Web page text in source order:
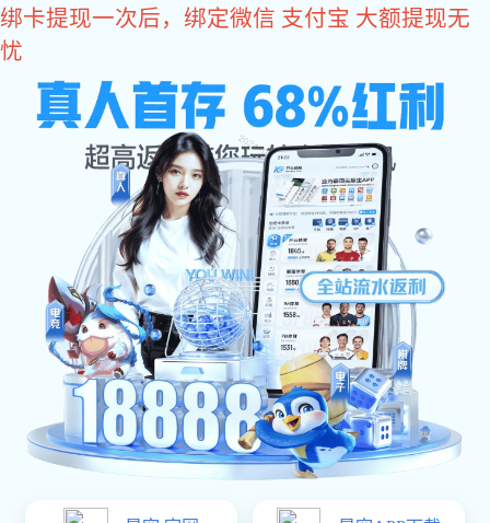
门徒娱乐
产品展示 关于音讯 联系门徒娱乐
您的位置: 门徒娱乐 产品展示 ->门徒娱乐: 航空航天精密零